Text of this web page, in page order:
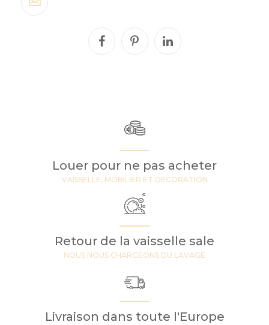
Louer pour ne pas acheter
VAISSELLE, MOBILIER ET DECORATION
Retour de la vaisselle sale
NOUS NOUS CHARGEONS DU LAVAGE
Livraison dans toute l'Europe